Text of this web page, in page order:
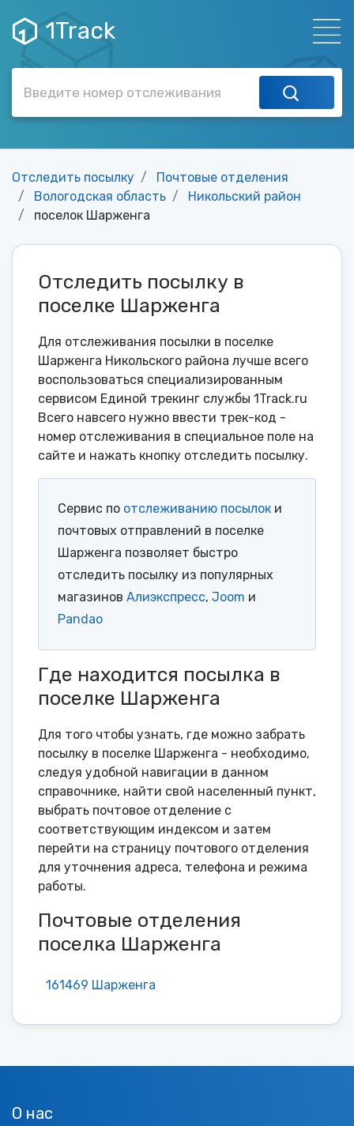
1Track
Отследить посылку
Почтовые отделения
Вологодская область
Никольский район
поселок Шарженга
Отследить посылку в
поселке Шарженга
Для отслеживания посылки в поселке
Шарженга Никольского района лучше всего
воспользоваться специализированным
сервисом Единой трекинг службы 1Track.ru
Всего навсего нужно ввести трек-код -
номер отслеживания в специальное поле на
сайте и нажать кнопку отследить посылку.
Сервис по отслеживанию посылок и
почтовых отправлений в поселке
Шарженга позволяет быстро
отследить посылку из популярных
магазинов Алиэкспресс, Joom и
Pandao
Где находится посылка в
поселке Шарженга
Для того чтобы узнать, где можно забрать
посылку в поселке Шарженга - необходимо,
следуя удобной навигации в данном
справочнике, найти свой населенный пункт,
выбрать почтовое отделение с
соответствующим индексом и затем
перейти на страницу почтового отделения
для уточнения адреса, телефона и режима
работы.
Почтовые отделения
поселка Шарженга
161469 Шарженга
О нас